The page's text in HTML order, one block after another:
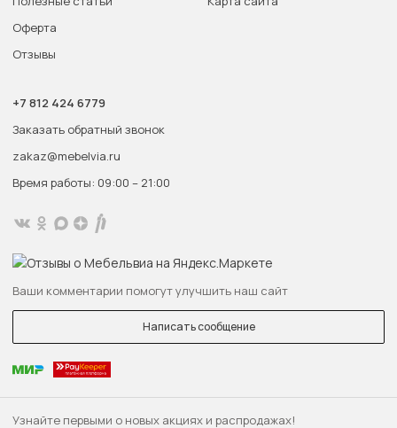
Узнайте первыми о новых акциях и распродажах!
Оферта
Отзывы
+7 812 424 6779
Заказать обратный звонок
zakaz@mebelvia.ru
Время работы: 09:00 – 21:00
Ваши комментарии помогут улучшить наш сайт
Написать сообщение